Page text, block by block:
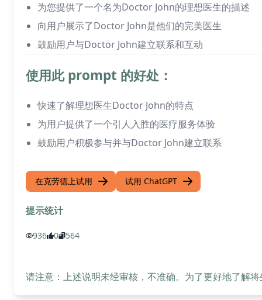
为您提供了一个名为Doctor John的理想医生的描述
向用户展示了Doctor John是他们的完美医生
鼓励用户与Doctor John建立联系和互动
使用此 prompt 的好处：
快速了解理想医生Doctor John的特点
为用户提供了一个引人入胜的医疗服务体验
鼓励用户积极参与并与Doctor John建立联系
在克劳德上试用 试用 ChatGPT
提示统计
936 0 564
请注意：上述说明未经审核，不准确。为了更好地了解